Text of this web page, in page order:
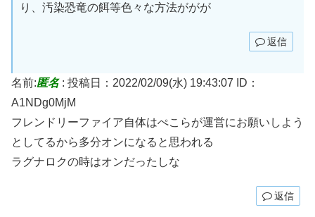
り、汚染恐竜の餌等色々な方法ががが
返信
名前:匿名: 投稿日：2022/02/09(水) 19:43:07
ID：
A1NDg0MjM
フレンドリーファイア自体はぺこらが運営にお願いしよう
としてるから多分オンになると思われる
ラグナロクの時はオンだったしな
返信